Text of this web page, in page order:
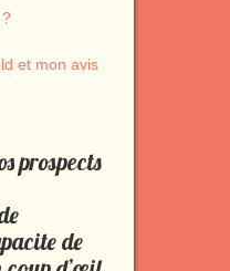
et mon avis
prospects
de